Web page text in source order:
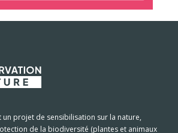
un projet de sensibilisation sur la nature,
de la biodiversité (plantes et animaux